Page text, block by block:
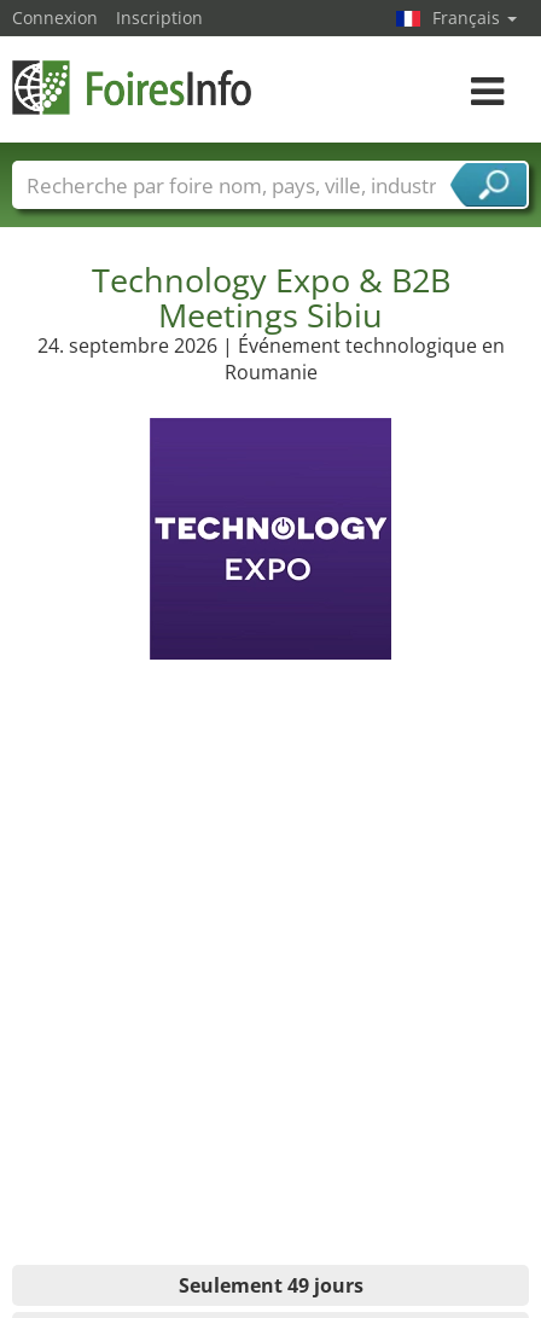
Technology Expo & B2B
Meetings Sibiu
24. septembre 2026 | Événement technologique en
Roumanie
Seulement 49 jours
Connexion Inscription Français
Toggle
Foire noms Pays Villes
Secteurs de foire